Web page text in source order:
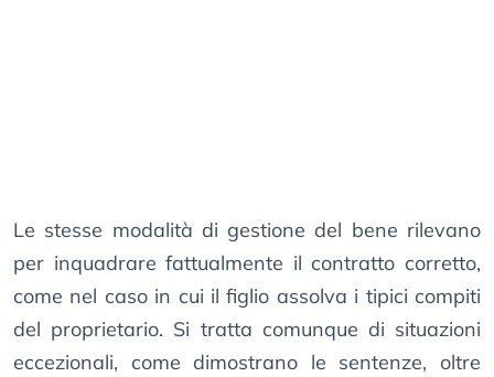
Le stesse modalità di gestione del bene rilevano
per inquadrare fattualmente il contratto corretto,
come nel caso in cui il figlio assolva i tipici compiti
del proprietario. Si tratta comunque di situazioni
eccezionali, come dimostrano le sentenze, oltre